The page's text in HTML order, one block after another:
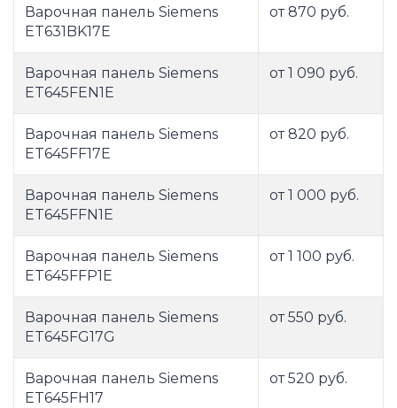
Варочная панель Siemens
ET631BK17E
от 870 руб.
Варочная панель Siemens
ET645FEN1E
от 1 090 руб.
Варочная панель Siemens
ET645FF17E
от 820 руб.
Варочная панель Siemens
ET645FFN1E
от 1 000 руб.
Варочная панель Siemens
ET645FFP1E
от 1 100 руб.
Варочная панель Siemens
ET645FG17G
от 550 руб.
Варочная панель Siemens
ET645FH17
от 520 руб.